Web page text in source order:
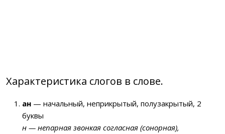
Характеристика слогов в слове.
ан — начальный, неприкрытый, полузакрытый, 2
буквы
н — непарная звонкая согласная (сонорная),